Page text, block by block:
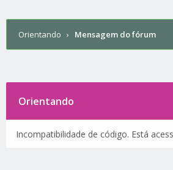
Orientando › Mensagem do fórum
Orientando
Incompatibilidade de código. Está